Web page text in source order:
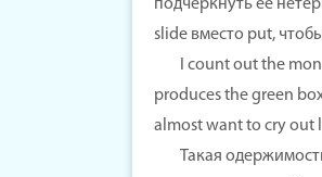
подчеркнуть ее
slide вместо put,
I count out the
produces the green
almost want to cry out
Такая одержимость